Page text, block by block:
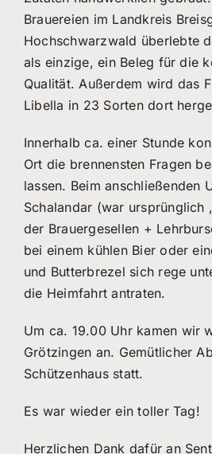
Brauereien im Landkreis
Hochschwarzwald überlebte
als einzige, ein Beleg für die
Qualität. Außerdem wird das
Libella in 23 Sorten dort
Innerhalb ca. einer Stunde
Ort die brennensten Fragen
lassen. Beim anschließenden
Schalandar (war ursprünglich
der Brauergesellen +
bei einem kühlen Bier oder
und Butterbrezel sich rege
die Heimfahrt antraten.
Um ca. 19.00 Uhr kamen wir
Grötzingen an. Gemütlicher
Schützenhaus statt.
Es war wieder ein toller Tag!
Herzlichen Dank dafür an